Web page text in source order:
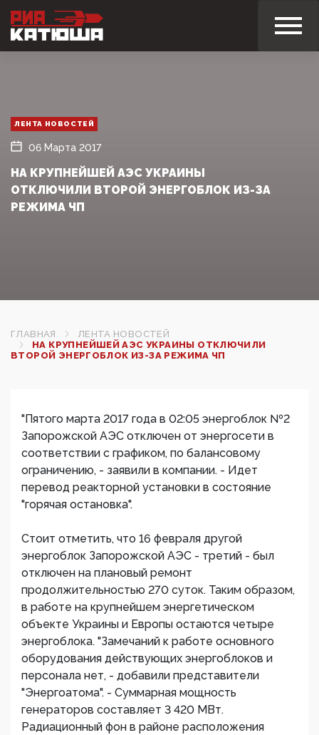
ЛЕНТА НОВОСТЕЙ
06 Марта 2017
НА КРУПНЕЙШЕЙ АЭС УКРАИНЫ
ОТКЛЮЧИЛИ ВТОРОЙ ЭНЕРГОБЛОК ИЗ-ЗА
РЕЖИМА ЧП
ГЛАВНАЯ
ЛЕНТА НОВОСТЕЙ
НА КРУПНЕЙШЕЙ АЭС УКРАИНЫ ОТКЛЮЧИЛИ
ВТОРОЙ ЭНЕРГОБЛОК ИЗ-ЗА РЕЖИМА ЧП
"Пятого марта 2017 года в 02:05 энергоблок №2
Запорожской АЭС отключен от энергосети в
соответствии с графиком, по балансовому
ограничению, - заявили в компании. - Идет
перевод реакторной установки в состояние
"горячая остановка".
Стоит отметить, что 16 февраля другой
энергоблок Запорожской АЭС - третий - был
отключен на плановый ремонт
продолжительностью 270 суток. Таким образом,
в работе на крупнейшем энергетическом
объекте Украины и Европы остаются четыре
энергоблока. "Замечаний к работе основного
оборудования действующих энергоблоков и
персонала нет, - добавили представители
"Энергоатома". - Суммарная мощность
генераторов составляет 3 420 МВт.
Радиационный фон в районе расположения